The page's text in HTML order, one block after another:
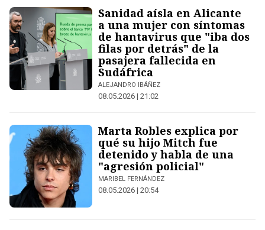
Sanidad aísla en Alicante
a una mujer con síntomas
de hantavirus que "iba dos
filas por detrás" de la
pasajera fallecida en
Sudáfrica
ALEJANDRO IBÁÑEZ
08.05.2026 | 21:02
Marta Robles explica por
qué su hijo Mitch fue
detenido y habla de una
"agresión policial"
MARIBEL FERNÁNDEZ
08.05.2026 | 20:54